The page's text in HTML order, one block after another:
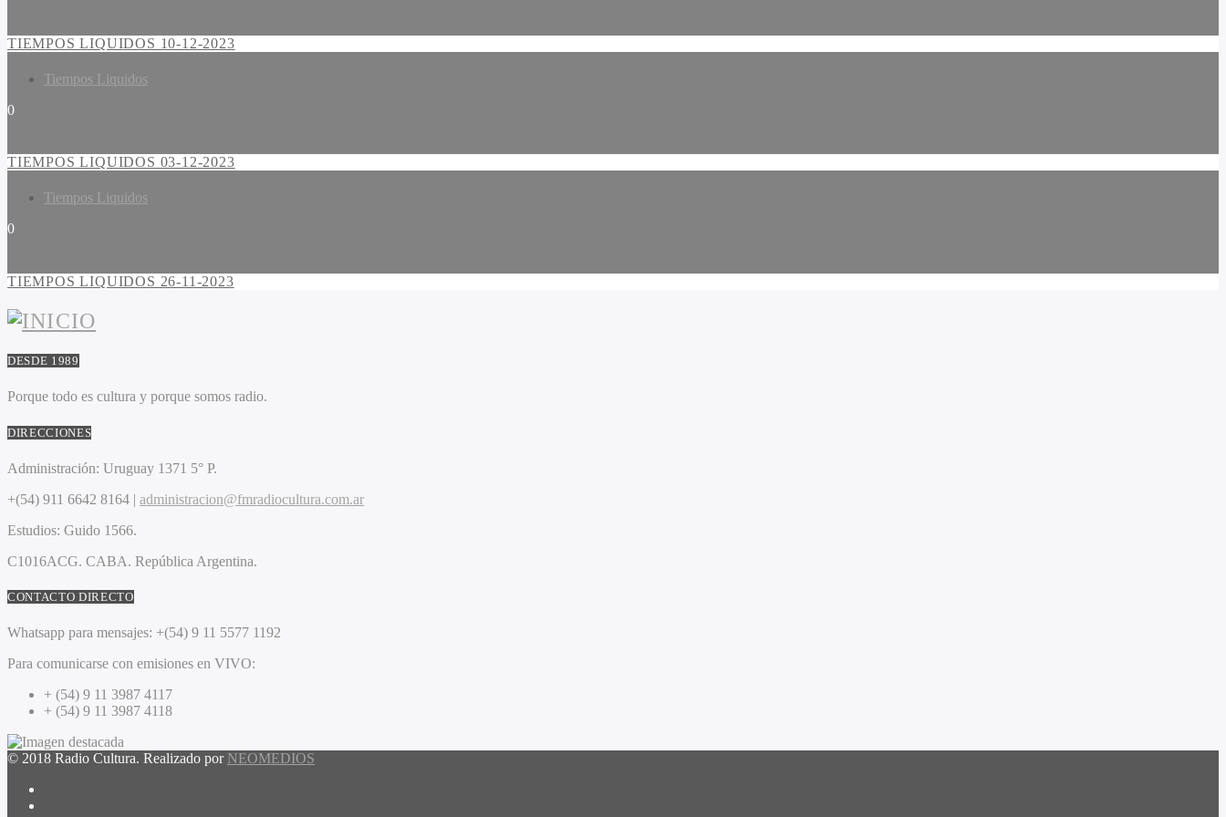
TIEMPOS LIQUIDOS 10-12-2023
Tiempos Liquidos
0
TIEMPOS LIQUIDOS 03-12-2023
Tiempos Liquidos
0
TIEMPOS LIQUIDOS 26-11-2023
DESDE 1989
Porque todo es cultura y porque somos radio.
DIRECCIONES
Administración: Uruguay 1371 5° P.
+(54) 911 6642 8164 | administracion@fmradiocultura.com.ar
Estudios: Guido 1566.
C1016ACG. CABA. República Argentina.
CONTACTO DIRECTO
Whatsapp para mensajes: +(54) 9 11 5577 1192
Para comunicarse con emisiones en VIVO:
+ (54) 9 11 3987 4117
+ (54) 9 11 3987 4118
© 2018 Radio Cultura. Realizado por NEOMEDIOS